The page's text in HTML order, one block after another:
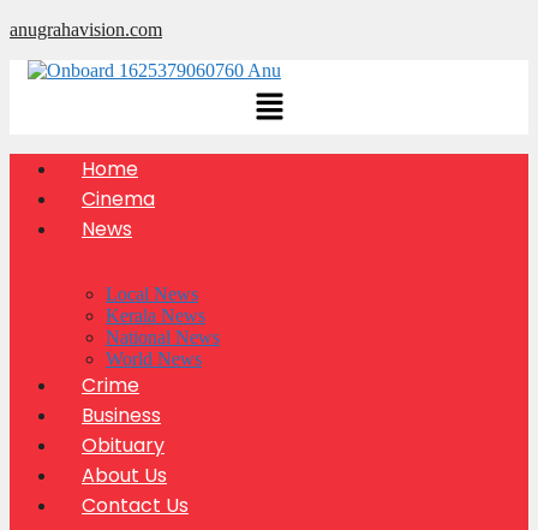
Skip
content
anugrahavision.com
Home
Cinema
News
Local News
Kerala News
National News
World News
Crime
Business
Obituary
About Us
Contact Us